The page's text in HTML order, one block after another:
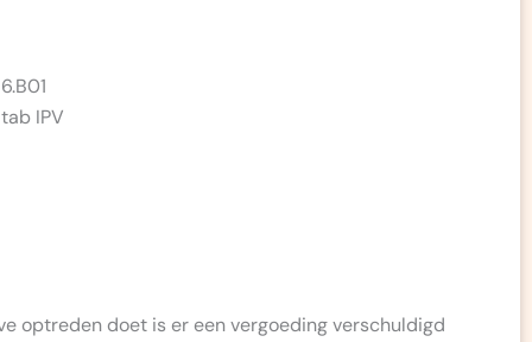
IPV
optreden doet is er een vergoeding verschuldigd